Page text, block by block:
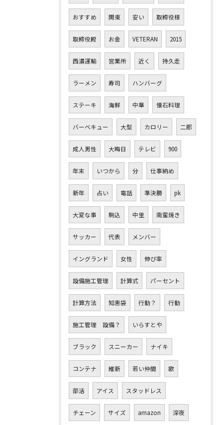
おすすめ 関東 安い 取締役様
取締役殿 お金 VETERAN 2015
西濃運輸 営業所 近く 持久走
ラーメン 寿司 ハンバーグ
ステーキ 海鮮 中華 懐石料理
バーベキュー 大型 カロリー 二郎
成人男性 大晦日 テレビ 900
年末 いつから 分 仕事納め
新年 占い 電話 準決勝 pk
大変な事 駒込 中里 南蛮焼き
サッカー 代表 メンバー
イングランド 女性 伸び率
設備施工管理 計算式 パーセント
計算方法 知恵袋 行動？ 行動
施工管理 設備？ いらすとや
ブラック スニーカー ナイキ
コンテナ 維新 若い仲間 歌
部活 アイス スタッドレス
チェーン サイズ amazon 深夜